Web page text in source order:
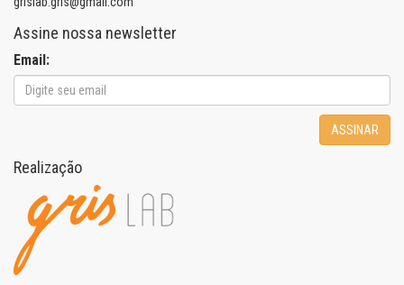
Assine nossa newsletter
Email:
ASSINAR
Realização